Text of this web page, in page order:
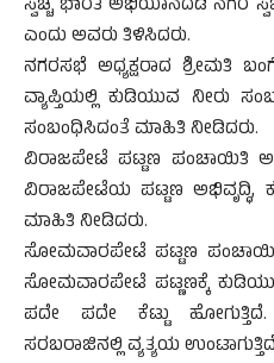
ಸ್ವಚ್ಚ ಭಾರತ ಅಭಿಯಾನದಡಿ ನಗರ
ಎಂದು ಅವರು ತಿಳಿಸಿದರು.
ನಗರಸಭೆ ಅಧ್ಯಕ್ಷರಾದ ಶ್ರೀಮತಿ
ವ್ಯಾಪ್ತಿಯಲ್ಲಿ ಕುಡಿಯುವ ನೀರು
ಸಂಬಂಧಿಸಿದಂತೆ ಮಾಹಿತಿ ನೀಡಿದರು.
ವಿರಾಜಪೇಟೆ ಪಟ್ಟಣ ಪಂಚಾಯಿತಿ
ವಿರಾಜಪೇಟೆಯ ಪಟ್ಟಣ ಅಭಿವೃದ್ಧಿ,
ಮಾಹಿತಿ ನೀಡಿದರು.
ಸೋಮವಾರಪೇಟೆ ಪಟ್ಟಣ
ಸೋಮವಾರಪೇಟೆ ಪಟ್ಣಣಕ್ಕೆ
ಪದೇ ಪದೇ ಕೆಟ್ಟು
ಸರಬರಾಜಿನಲ್ಲಿ ವ್ಯತ್ಯಯ